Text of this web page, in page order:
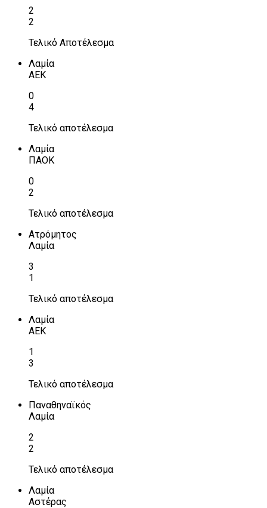
2
2
Τελικό Αποτέλεσμα
Λαμία
ΑΕΚ
0
4
Τελικό αποτέλεσμα
Λαμία
ΠΑΟΚ
0
2
Τελικό αποτέλεσμα
Ατρόμητος
Λαμία
3
1
Τελικό αποτέλεσμα
Λαμία
ΑΕΚ
1
3
Τελικό αποτέλεσμα
Παναθηναϊκός
Λαμία
2
2
Τελικό αποτέλεσμα
Λαμία
Αστέρας